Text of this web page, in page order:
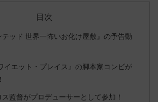
目次
テッド 世界一怖いお化け屋敷』の予告動
イエット・プレイス』の脚本家コンビが
監督がプロデューサーとして参加！